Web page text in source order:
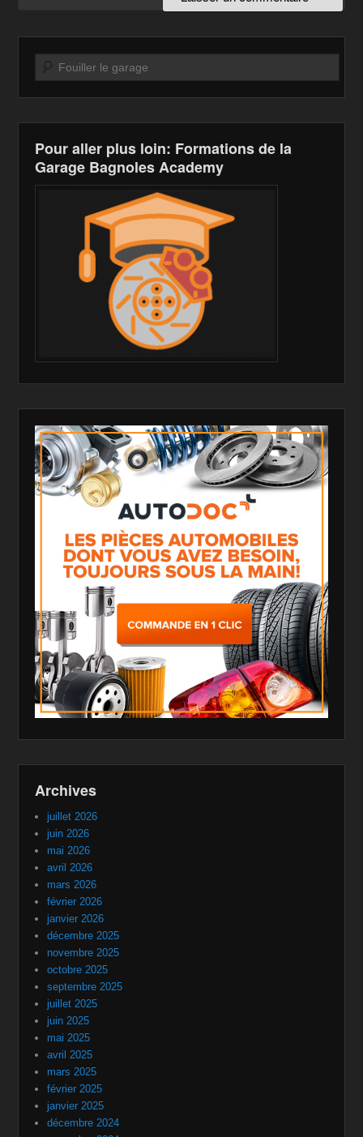
Recherche
Pour aller plus loin: Formations de la
Garage Bagnoles Academy
Archives
juillet 2026
juin 2026
mai 2026
avril 2026
mars 2026
février 2026
janvier 2026
décembre 2025
novembre 2025
octobre 2025
septembre 2025
juillet 2025
juin 2025
mai 2025
avril 2025
mars 2025
février 2025
janvier 2025
décembre 2024